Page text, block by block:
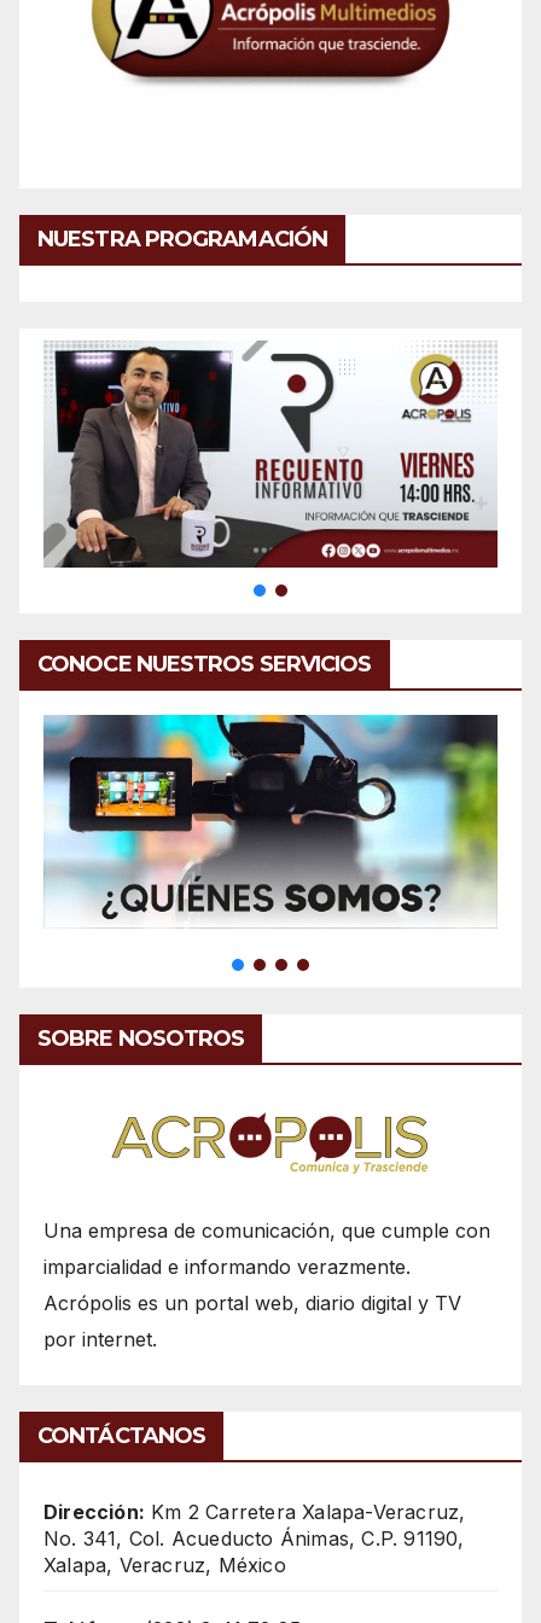
NUESTRA PROGRAMACIÓN
CONOCE NUESTROS SERVICIOS
SOBRE NOSOTROS
Una empresa de comunicación, que cumple con
imparcialidad e informando verazmente.
Acrópolis es un portal web, diario digital y TV
por internet.
CONTÁCTANOS
Dirección: Km 2 Carretera Xalapa-Veracruz,
No. 341, Col. Acueducto Ánimas, C.P. 91190,
Xalapa, Veracruz, México